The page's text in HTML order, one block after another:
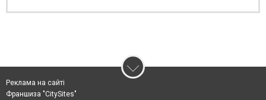
Реклама на сайті
Франшиза "CitySites"